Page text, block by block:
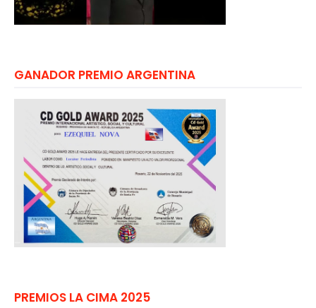
GANADOR PREMIO ARGENTINA
PREMIOS LA CIMA 2025